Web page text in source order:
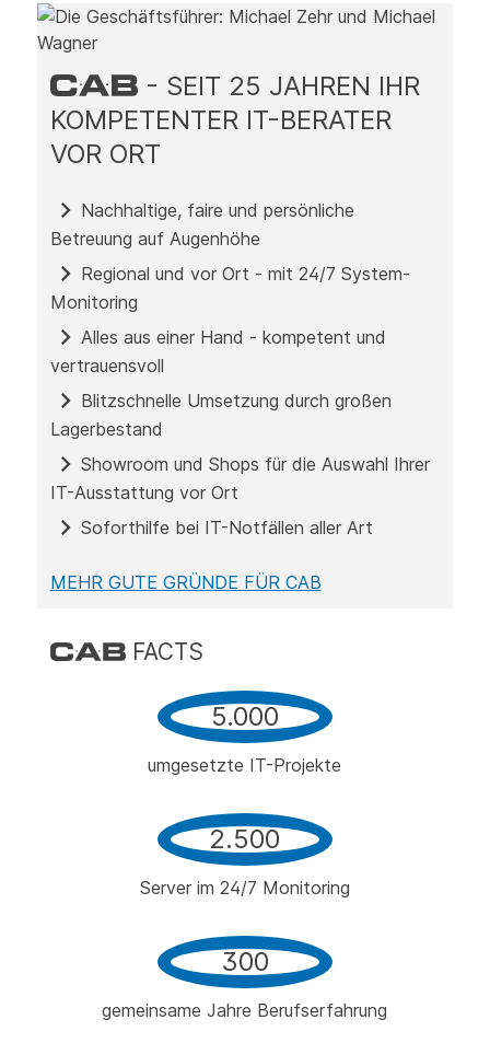
- SEIT 25 JAHREN IHR
KOMPETENTER IT-BERATER
VOR ORT
Nachhaltige, faire und persönliche
Betreuung auf Augenhöhe
Regional und vor Ort - mit 24/7 System-
Monitoring
Alles aus einer Hand - kompetent und
vertrauensvoll
Blitzschnelle Umsetzung durch großen
Lagerbestand
Showroom und Shops für die Auswahl Ihrer
IT-Ausstattung vor Ort
Soforthilfe bei IT-Notfällen aller Art
MEHR GUTE GRÜNDE FÜR CAB
FACTS
5.000
umgesetzte IT-Projekte
2.500
Server im 24/7 Monitoring
300
gemeinsame Jahre Berufserfahrung